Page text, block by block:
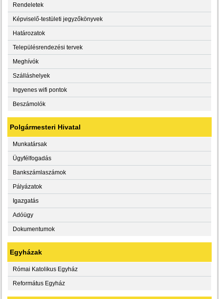
Rendeletek
Képviselő-testületi jegyzőkönyvek
Határozatok
Településrendezési tervek
Meghívók
Szálláshelyek
Ingyenes wifi pontok
Beszámolók
Polgármesteri Hivatal
Munkatársak
Ügyfélfogadás
Bankszámlaszámok
Pályázatok
Igazgatás
Adóügy
Dokumentumok
Egyházak
Római Katolikus Egyház
Református Egyház